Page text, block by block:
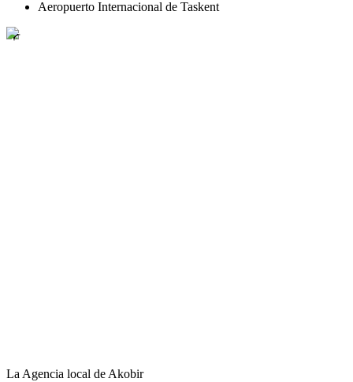
Aeropuerto Internacional de Taskent
La Agencia local de Akobir